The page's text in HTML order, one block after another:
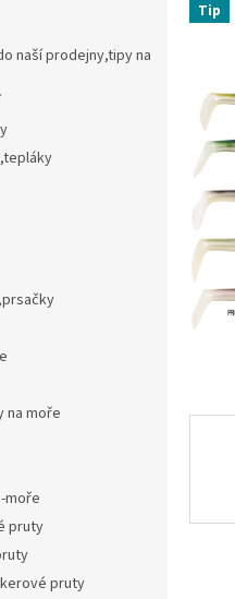
naší prodejny,tipy na
na moře
moře
pruty
pruty
Tip